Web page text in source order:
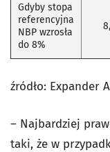
Gdyby stopa
referencyjna
NBP wzrosła
do 8%
źródło: Expander
– Najbardziej
taki, że w